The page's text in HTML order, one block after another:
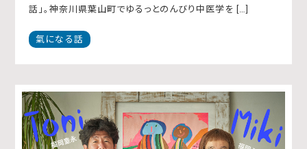
話」。神奈川県葉山町でゆるっとのんびり中医学を […]
氣になる話